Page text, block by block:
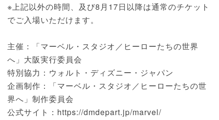
※上記以外の時間、及び8月17日以降は通常のチケット
でご入場いただけます。
主催：「マーベル・スタジオ／ヒーローたちの世界
へ」大阪実行委員会
特別協力：ウォルト・ディズニー・ジャパン
企画制作：「マーベル・スタジオ／ヒーローたちの世
界へ」制作委員会
公式サイト：https://dmdepart.jp/marvel/